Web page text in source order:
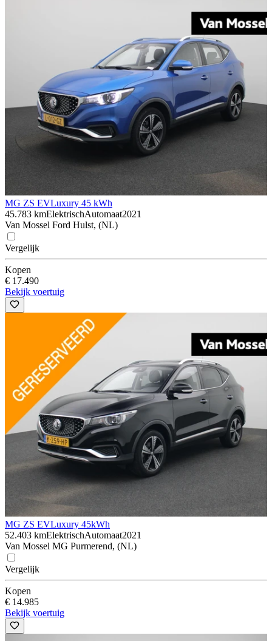
MG ZS EVLuxury 45 kWh
45.783 kmElektrischAutomaat2021
Van Mossel Ford Hulst, (NL)
Vergelijk
Kopen
€ 17.490
Bekijk voertuig
MG ZS EVLuxury 45kWh
52.403 kmElektrischAutomaat2021
Van Mossel MG Purmerend, (NL)
Vergelijk
Kopen
€ 14.985
Bekijk voertuig